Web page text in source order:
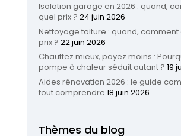
Isolation garage en 2026 : quand,
quel prix ? 24 juin 2026
Nettoyage toiture : quand, comment
prix ? 22 juin 2026
Chauffez mieux, payez moins :
pompe à chaleur séduit autant ? 19
Aides rénovation 2026 : le guide
tout comprendre 18 juin 2026
Thèmes du blog